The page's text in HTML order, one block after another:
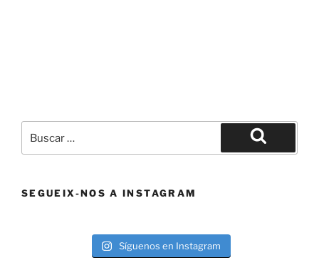
por:
Buscar
SEGUEIX-NOS A INSTAGRAM
Síguenos en Instagram